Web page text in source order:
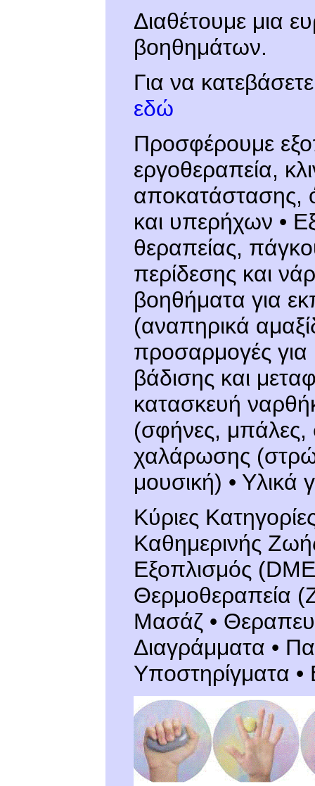
Διαθέτουμε μια
βοηθημάτων.
Για να
εδώ
Προσφέρουμε
εργοθεραπεία,
αποκατάστασης,
και υπερήχων •
θεραπείας,
περίδεσης και
βοηθήματα για
(αναπηρικά
προσαρμογές για
βάδισης και
κατασκευή
(σφήνες, μπάλες,
χαλάρωσης
μουσική) • Υλικά
Κύριες
Καθημερινής
Εξοπλισμός
Θερμοθεραπεία
Μασάζ •
Διαγράμματα •
Υποστηρίγματα